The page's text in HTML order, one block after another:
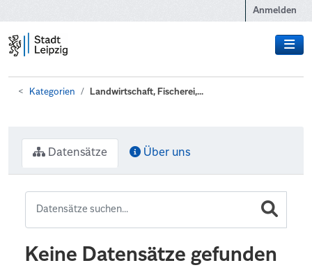
Anmelden
Kategorien Landwirtschaft, Fischerei,...
Datensätze Über uns
Keine Datensätze gefunden